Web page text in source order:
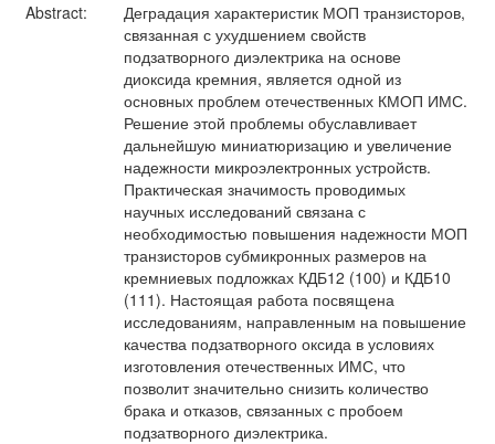
Abstract:
Деградация характеристик МОП транзисторов,
связанная с ухудшением свойств
подзатворного диэлектрика на основе
диоксида кремния, является одной из
основных проблем отечественных КМОП ИМС.
Решение этой проблемы обуславливает
дальнейшую миниатюризацию и увеличение
надежности микроэлектронных устройств.
Практическая значимость проводимых
научных исследований связана с
необходимостью повышения надежности МОП
транзисторов субмикронных размеров на
кремниевых подложках КДБ12 (100) и КДБ10
(111). Настоящая работа посвящена
исследованиям, направленным на повышение
качества подзатворного оксида в условиях
изготовления отечественных ИМС, что
позволит значительно снизить количество
брака и отказов, связанных с пробоем
подзатворного диэлектрика.